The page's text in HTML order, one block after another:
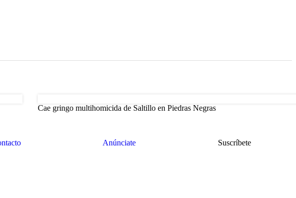
Cae gringo multihomicida de Saltillo en Piedras Negras
Anúnciate Suscríbete